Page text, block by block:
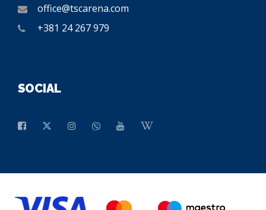
office@tscarena.com
+381 24 267 979
SOCIAL